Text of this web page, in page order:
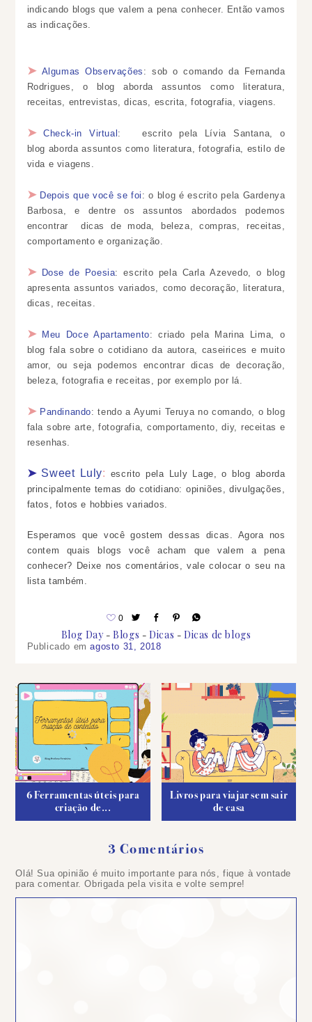
indicando blogs que valem a pena conhecer. Então vamos
as indicações.
➤ Algumas Observações : sob o comando da Fernanda
Rodrigues, o blog aborda assuntos como literatura,
receitas, entrevistas, dicas, escrita, fotografia, viagens.
➤ Check-in Virtual:
escrito pela Lívia Santana, o
blog aborda assuntos como literatura, fotografia, estilo de
vida e viagens.
➤ Depois que você se foi : o blog é escrito pela Gardenya
Barbosa, e dentre os assuntos abordados podemos
encontrar dicas de moda, beleza, compras, receitas,
comportamento e organização.
➤ Dose de Poesia:escrito pela Carla Azevedo, o blog
apresenta assuntos variados, como decoração, literatura,
dicas, receitas.
➤ Meu Doce Apartamento: criado pela Marina Lima, o
blog fala sobre o cotidiano da autora, caseirices e muito
amor, ou seja podemos encontrar dicas de decoração,
beleza, fotografia e receitas, por exemplo por lá.
➤ Pandinando:tendo a Ayumi Teruya no comando, o blog
fala sobre arte, fotografia, comportamento, diy, receitas e
resenhas.
➤ Sweet Luly: escrito pela Luly Lage, o blog aborda
principalmente temas do cotidiano: opiniões, divulgações,
fatos, fotos e hobbies variados.
Esperamos que você gostem dessas dicas. Agora nos
contem quais blogs você acham que valem a pena
conhecer? Deixe nos comentários, vale colocar o seu na
lista também.
0
Blog Day Blogs Dicas Dicas de blogs
Publicado emagosto 31, 2018
6 Ferramentas úteis para
criação de...
Livros para viajar sem sair
de casa
3 Comentários
Olá! Sua opinião é muito importante para nós, fique à vontade
para comentar. Obrigada pela visita e volte sempre!